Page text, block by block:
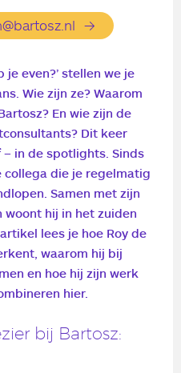
je even?’ stellen we je
Wie zijn ze? Waarom
En wie zijn de
Dit keer
– in de spotlights. Sinds
collega die je regelmatig
Samen met zijn
woont hij in het zuiden
lees je hoe Roy de
waarom hij bij
en hoe hij zijn werk
hier.
bij Bartosz: